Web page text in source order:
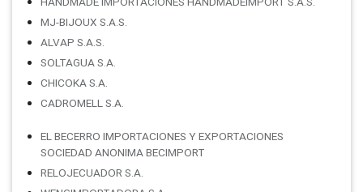
MJ-BIJOUX S.A.S.
ALVAP S.A.S.
SOLTAGUA S.A.
CHICOKA S.A.
CADROMELL S.A.
EL BECERRO IMPORTACIONES Y EXPORTACIONES
SOCIEDAD ANONIMA BECIMPORT
RELOJECUADOR S.A.